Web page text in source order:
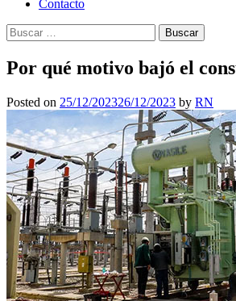
Contacto
Buscar:
Por qué motivo bajó el
Posted on 25/12/202326/12/2023 by RN